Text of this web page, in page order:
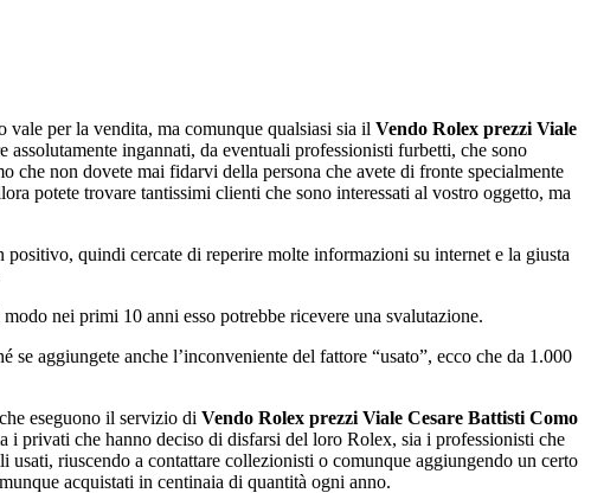
per la vendita, ma comunque qualsiasi sia il Vendo Rolex prezzi Viale
ingannati, da eventuali professionisti furbetti, che sono
che non dovete mai fidarvi della persona che avete di fronte specialmente
potete trovare tantissimi clienti che sono interessati al vostro oggetto, ma
quindi cercate di reperire molte informazioni su internet e la giusta
nei primi 10 anni esso potrebbe ricevere una svalutazione.
se aggiungete anche l’inconveniente del fattore “usato”, ecco che da 1.000
eseguono il servizio di Vendo Rolex prezzi Viale Cesare Battisti Como
privati che hanno deciso di disfarsi del loro Rolex, sia i professionisti che
usati, riuscendo a contattare collezionisti o comunque aggiungendo un certo
acquistati in centinaia di quantità ogni anno.